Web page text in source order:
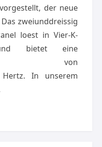
der neue
zweiunddreissig
loest in Vier-K-
bietet eine
von
Hertz. In unserem